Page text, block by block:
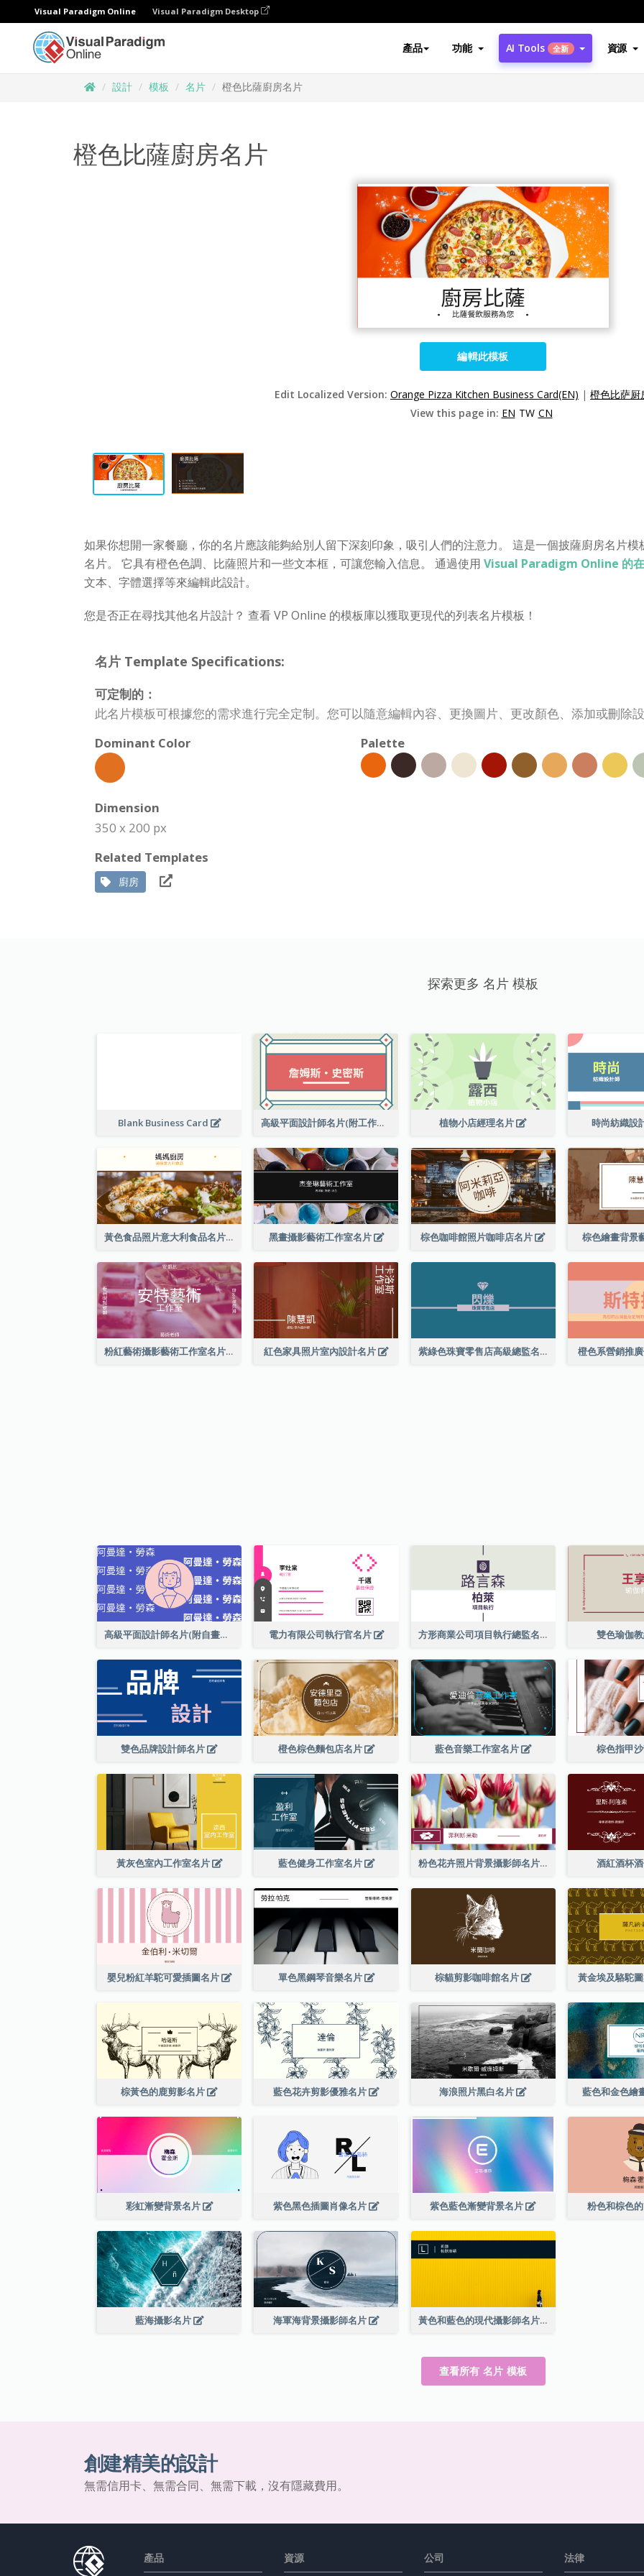
Visual Paradigm Online Visual Paradigm Desktop
產品 功能 AI Tools 全新 資源
設計 模板 名片 橙色比薩廚房名片
橙色比薩廚房名片
編輯此模板
Edit Localized Version: Orange Pizza Kitchen Business Card(EN) | 橙色比萨厨
View this page in: EN TW CN
如果你想開一家餐廳，你的名片應該能夠給別人留下深刻印象，吸引人們的注意力。 這是一個披薩廚房名片
名片。 它具有橙色色調、比薩照片和一些文本框，可讓您輸入信息。 通過使用 Visual Paradigm Online 的
文本、字體選擇等來編輯此設計。
您是否正在尋找其他名片設計？ 查看 VP Online 的模板庫以獲取更現代的列表名片模板！
名片 Template Specifications:
可定制的：
此名片模板可根據您的需求進行完全定制。您可以隨意編輯內容、更換圖片、更改顏色、添加或刪除設
Dominant Color
Palette
Dimension
350 x 200 px
Related Templates
廚房
探索更多 名片 模板
Blank Business Card 高級平面設計師名片(附工作室地址) 植物小店經理名片 時尚紡織設
黃色食品照片意大利食品名片 黑畫攝影藝術工作室名片 棕色咖啡館照片咖啡店名片 棕色繪畫背景
粉紅藝術攝影藝術工作室名片 紅色家具照片室內設計名片 紫綠色珠寶零售店高級總監名片 橙色系營銷推
高級平面設計師名片(附自畫像) 電力有限公司執行官名片 方形商業公司項目執行總監名片 雙色瑜伽
雙色品牌設計師名片 橙色棕色麵包店名片 藍色音樂工作室名片 棕色指甲
黃灰色室內工作室名片 藍色健身工作室名片 粉色花卉照片背景攝影師名片 酒紅酒杯
嬰兒粉紅羊駝可愛插圖名片 單色黑鋼琴音樂名片 棕貓剪影咖啡館名片 黃金埃及駱駝
棕黃色的鹿剪影名片 藍色花卉剪影優雅名片 海浪照片黑白名片 藍色和金色繪
彩虹漸變背景名片 紫色黑色插圖肖像名片 紫色藍色漸變背景名片 粉色和棕色
藍海攝影名片 海軍海背景攝影師名片 黃色和藍色的現代攝影師名片
查看所有 名片 模板
創建精美的設計
無需信用卡、無需合同、無需下載，沒有隱藏費用。
產品 資源 公司 法律